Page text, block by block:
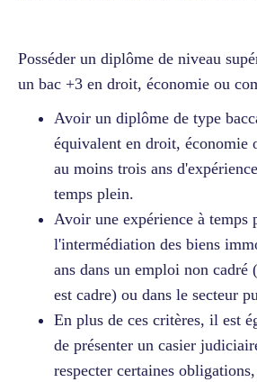
Posséder un diplôme de niveau
un bac +3 en droit, économie ou
Avoir un diplôme de type
équivalent en droit, économie
au moins trois ans
temps plein.
Avoir une expérience à temps
l'intermédiation des biens
ans dans un emploi non cadré
est cadre) ou dans le secteur
En plus de ces critères, il est
de présenter un casier
respecter certaines